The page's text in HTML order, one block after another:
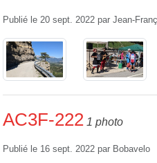
Publié le 20 sept. 2022 par Jean-
AC3F-222 1 photo
Publié le 16 sept. 2022 par Bobavelo